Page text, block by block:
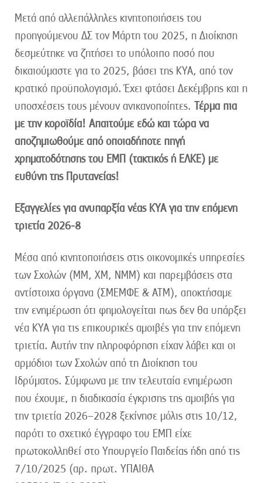
Μετά από αλλεπάλληλες κινητοποιήσεις του
προηγούμενου ΔΣ τον Μάρτη του 2025, η Διοίκηση
δεσμεύτηκε να ζητήσει το υπόλοιπο ποσό που
δικαιούμαστε για το 2025, βάσει της ΚΥΑ, από τον
κρατικό προϋπολογισμό. Έχει φτάσει Δεκέμβρης και η
υποσχέσεις τους μένουν ανικανοποίητες. Τέρμα πια
με την κοροϊδία! Απαιτούμε εδώ και τώρα να
αποζημιωθούμε από οποιαδήποτε πηγή
χρηματοδότησης του ΕΜΠ (τακτικός ή ΕΛΚΕ) με
ευθύνη της Πρυτανείας!
Εξαγγελίες για ανυπαρξία νέας ΚΥΑ για την επόμενη
τριετία 2026-8
Μέσα από κινητοποιήσεις στις οικονομικές υπηρεσίες
των Σχολών (ΜΜ, ΧΜ, ΝΜΜ) και παρεμβάσεις στα
αντίστοιχα όργανα (ΣΜΕΜΦΕ & ΑΤΜ), αποκτήσαμε
την ενημέρωση ότι φημολογείται πως δεν θα υπάρξει
νέα ΚΥΑ για τις επικουρικές αμοιβές για την επόμενη
τριετία. Αυτήν την πληροφόρηση είχαν λάβει και οι
αρμόδιοι των Σχολών από τη Διοίκηση του
Ιδρύματος. Σύμφωνα με την τελευταία ενημέρωση
που έχουμε, η διαδικασία έγκρισης της αμοιβής για
την τριετία 2026–2028 ξεκίνησε μόλις στις 10/12,
παρότι το σχετικό έγγραφο του ΕΜΠ είχε
πρωτοκολληθεί στο Υπουργείο Παιδείας ήδη από τις
7/10/2025 (αρ. πρωτ. ΥΠΑΙΘΑ